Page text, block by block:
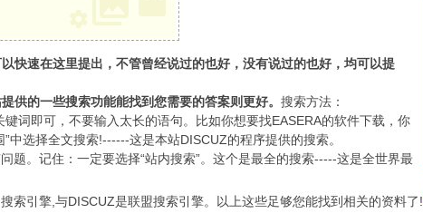
快速在这里提出，不管曾经说过的也好，没有说过的也好，均可以提
供的一些搜索功能能找到您需要的答案则更好。 搜索方法：
词即可，不要输入太长的语句。比如你想要找EASERA的软件下载，你
中选择全文搜索!------这是本站DISCUZ的程序提供的搜索。
。记住：一定要选择“站内搜索”。这个是最全的搜索-----这是全世界最
索引擎,与DISCUZ是联盟搜索引擎。以上这些足够您能找到相关的资料了!